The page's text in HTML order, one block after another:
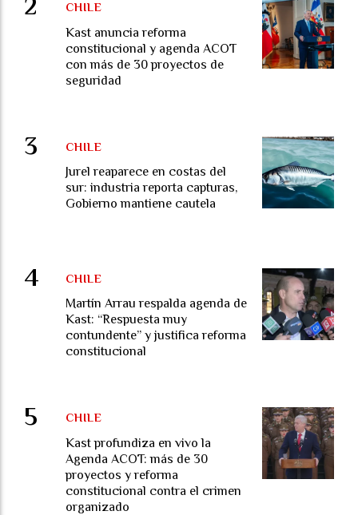
Kast anuncia reforma
constitucional y agenda ACOT
con más de 30 proyectos de
seguridad
CHILE
Jurel reaparece en costas del
sur: industria reporta capturas,
Gobierno mantiene cautela
CHILE
Martín Arrau respalda agenda de
Kast: “Respuesta muy
contundente” y justifica reforma
constitucional
CHILE
Kast profundiza en vivo la
Agenda ACOT: más de 30
proyectos y reforma
constitucional contra el crimen
organizado
CHILE